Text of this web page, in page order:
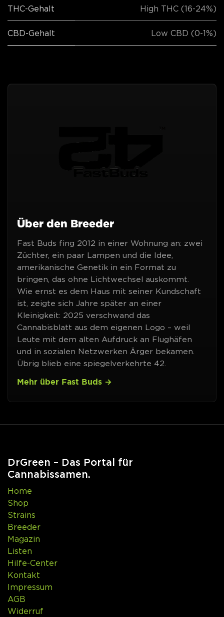
THC-Gehalt High THC (16-24%)
CBD-Gehalt Low CBD (0-1%)
Über den Breeder
Fast Buds fing 2012 in einer Wohnung an: zwei
Züchter, ein paar Lampen und die Idee,
amerikanische Genetik in ein Format zu
bringen, das ohne Lichtwechsel auskommt.
Wie ernst es dem Haus mit seiner Kundschaft
ist, zeigte sich Jahre später an einer
Kleinigkeit: 2025 verschwand das
Cannabisblatt aus dem eigenen Logo – weil
Leute mit dem alten Aufdruck an Flughäfen
und in sozialen Netzwerken Ärger bekamen.
Übrig blieb eine spiegelverkehrte 42.
Mehr über Fast Buds
DrGreen – Das Portal für
Cannabissamen.
Home
Shop
Strains
Breeder
Magazin
Listen
Hilfe-Center
Kontakt
Impressum
AGB
Widerruf